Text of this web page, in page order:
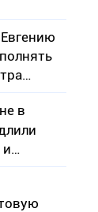
в
и
срок